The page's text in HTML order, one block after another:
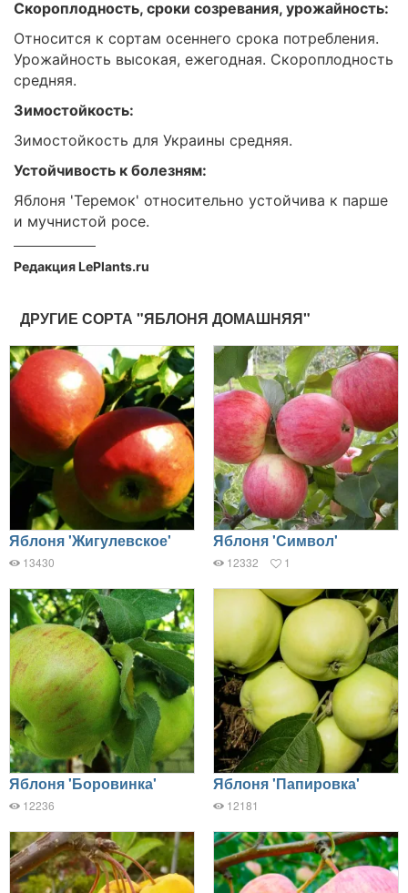
Скороплодность, сроки созревания, урожайность:
Относится к сортам осеннего срока потребления.
Урожайность высокая, ежегодная. Скороплодность
средняя.
Зимостойкость:
Зимостойкость для Украины средняя.
Устойчивость к болезням:
Яблоня 'Теремок' относительно устойчива к парше
и мучнистой росе.
Редакция LePlants.ru
ДРУГИЕ СОРТА "ЯБЛОНЯ ДОМАШНЯЯ"
Яблоня 'Жигулевское'
13430
Яблоня 'Символ'
12332 1
Яблоня 'Боровинка'
12236
Яблоня 'Папировка'
12181